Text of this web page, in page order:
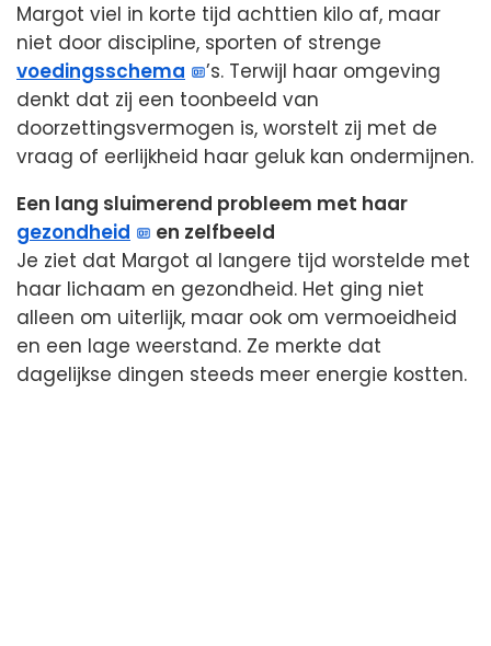
Margot viel in korte tijd achttien kilo af, maar
niet door discipline, sporten of strenge
voedingsschema
’s. Terwijl haar omgeving
denkt dat zij een toonbeeld van
doorzettingsvermogen is, worstelt zij met de
vraag of eerlijkheid haar geluk kan ondermijnen.
Een lang sluimerend probleem met haar
gezondheid
en zelfbeeld
Je ziet dat Margot al langere tijd worstelde met
haar lichaam en gezondheid. Het ging niet
alleen om uiterlijk, maar ook om vermoeidheid
en een lage weerstand. Ze merkte dat
dagelijkse dingen steeds meer energie kostten.